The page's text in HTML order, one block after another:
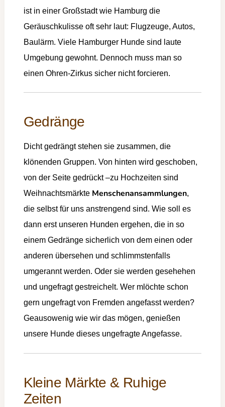
ist in einer Großstadt wie Hamburg die
Geräuschkulisse oft sehr laut: Flugzeuge, Autos,
Baulärm. Viele Hamburger Hunde sind laute
Umgebung gewohnt. Dennoch muss man so
einen Ohren-Zirkus sicher nicht forcieren.
Gedränge
Dicht gedrängt stehen sie zusammen, die
klönenden Gruppen. Von hinten wird geschoben,
von der Seite gedrückt –zu Hochzeiten sind
Weihnachtsmärkte Menschenansammlungen,
die selbst für uns anstrengend sind. Wie soll es
dann erst unseren Hunden ergehen, die in so
einem Gedränge sicherlich von dem einen oder
anderen übersehen und schlimmstenfalls
umgerannt werden. Oder sie werden gesehehen
und ungefragt gestreichelt. Wer mlöchte schon
gern ungefragt von Fremden angefasst werden?
Geausowenig wie wir das mögen, genießen
unsere Hunde dieses ungefragte Angefasse.
Kleine Märkte & Ruhige
Zeiten